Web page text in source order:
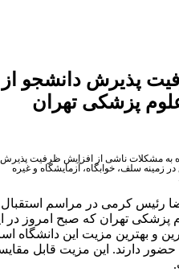
دانشجو از
تهران
ناشی از افزایش ظرفیت پذیرش
خوابگاه، آزمایشگاه و غیره
کرمی در مراسم استقبال از
که صبح امروز در این
مزیت این دانشگاه اساتید
این مزیت قابل مقایسه